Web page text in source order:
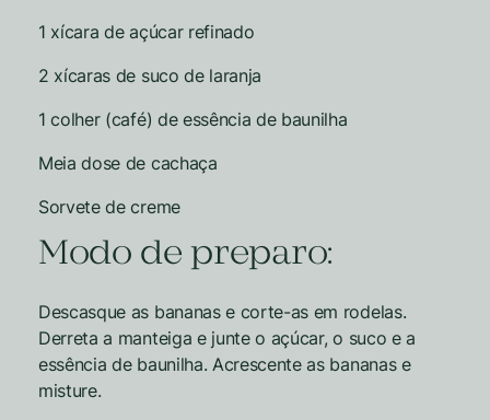
1 xícara de açúcar refinado
2 xícaras de suco de laranja
1 colher (café) de essência de baunilha
Meia dose de cachaça
Sorvete de creme
Modo de preparo:
Descasque as bananas e corte-as em rodelas.
Derreta a manteiga e junte o açúcar, o suco e a
essência de baunilha. Acrescente as bananas e
misture.